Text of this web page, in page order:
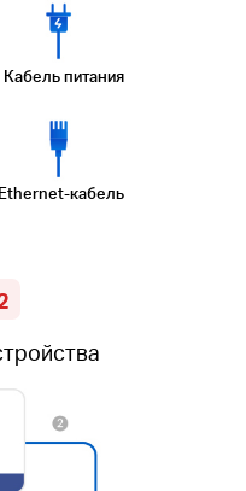
Кабель питания
Ethernet-кабель